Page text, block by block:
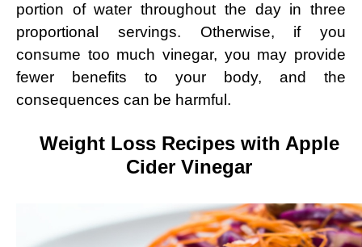
portion of water throughout the day in three
proportional servings. Otherwise, if you
consume too much vinegar, you may provide
fewer benefits to your body, and the
consequences can be harmful.
Weight Loss Recipes with Apple
Cider Vinegar